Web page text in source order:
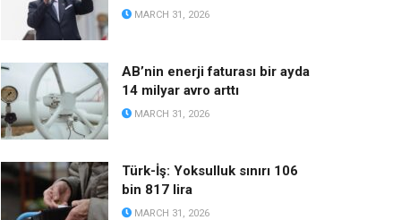
MARCH 31, 2026
AB’nin enerji faturası bir ayda
14 milyar avro arttı
MARCH 31, 2026
Türk-İş: Yoksulluk sınırı 106
bin 817 lira
MARCH 31, 2026